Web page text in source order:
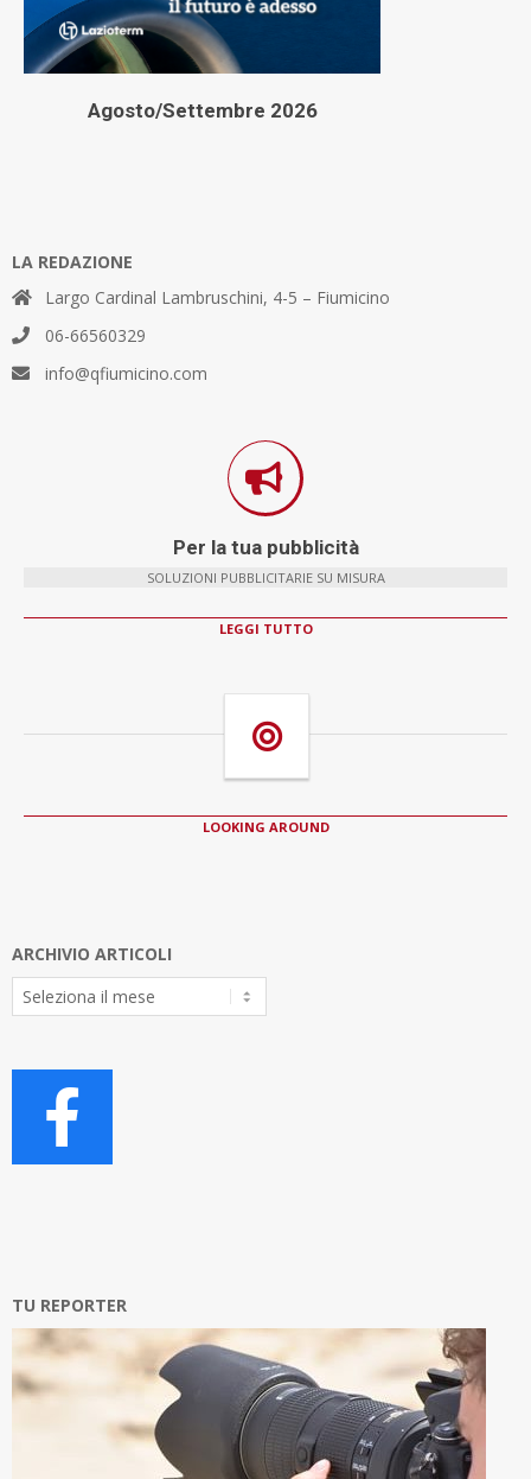
Agosto/Settembre 2026
LA REDAZIONE
Largo Cardinal Lambruschini, 4-5 – Fiumicino
06-66560329
info@qfiumicino.com
Per la tua pubblicità
SOLUZIONI PUBBLICITARIE SU MISURA
LEGGI TUTTO
LOOKING AROUND
ARCHIVIO ARTICOLI
Archivio
Articoli
TU REPORTER